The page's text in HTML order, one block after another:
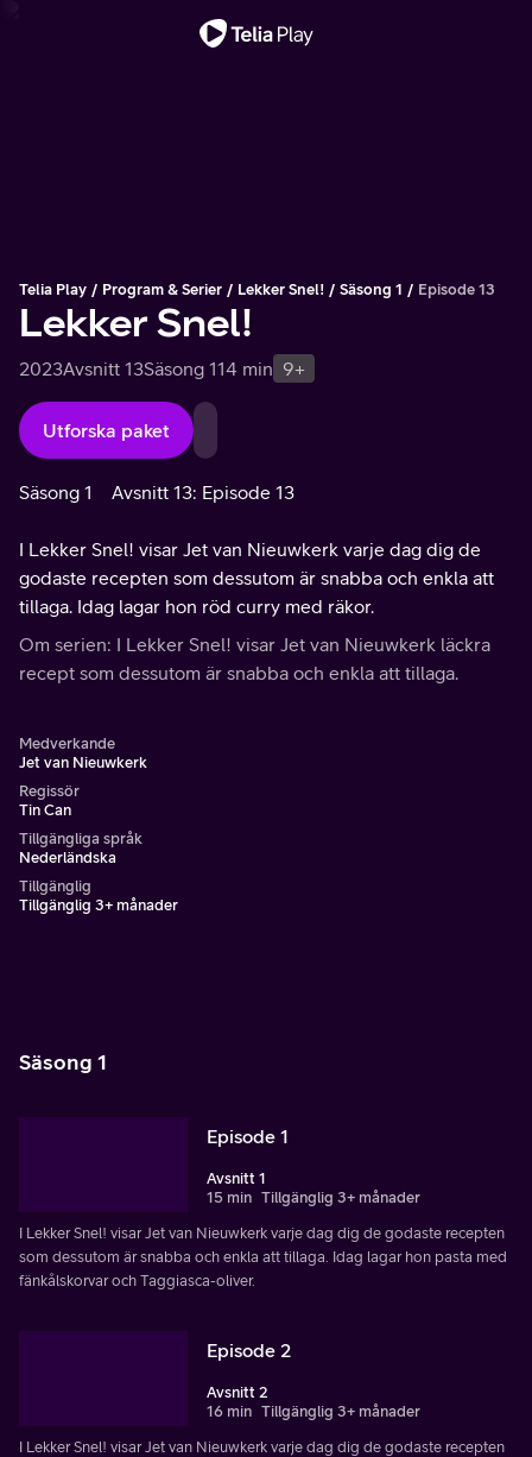
Telia Play Program & Serier Lekker Snel! Säsong 1 Episode 13
Lekker Snel!
2023Avsnitt 13Säsong 114 min 9+
Utforska paket
Säsong 1 Avsnitt 13: Episode 13
I Lekker Snel! visar Jet van Nieuwkerk varje dag dig de
godaste recepten som dessutom är snabba och enkla att
tillaga. Idag lagar hon röd curry med räkor.
Om serien: I Lekker Snel! visar Jet van Nieuwkerk läckra
recept som dessutom är snabba och enkla att tillaga.
Medverkande
Jet van Nieuwkerk
Regissör
Tin Can
Tillgängliga språk
Nederländska
Tillgänglig
Tillgänglig 3+ månader
Säsong 1
Episode 1
Avsnitt 1
15 min Tillgänglig 3+ månader
I Lekker Snel! visar Jet van Nieuwkerk varje dag dig de godaste recepten
som dessutom är snabba och enkla att tillaga. Idag lagar hon pasta med
fänkålskorvar och Taggiasca-oliver.
Episode 2
Avsnitt 2
16 min Tillgänglig 3+ månader
I Lekker Snel! visar Jet van Nieuwkerk varje dag dig de godaste recepten